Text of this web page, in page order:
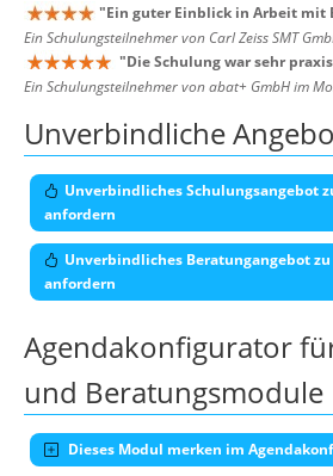
"Ein guter Einblick in Arbeit mit
Ein Schulungsteilnehmer von Carl Zeiss SMT
"Die Schulung war sehr
Ein Schulungsteilnehmer von abat+ GmbH im
Unverbindliche
Unverbindliches Schulungsangebot
anfordern
Unverbindliches Beratungangebot
anfordern
Agendakonfigurator
und Beratungsmodule
Dieses Modul merken im